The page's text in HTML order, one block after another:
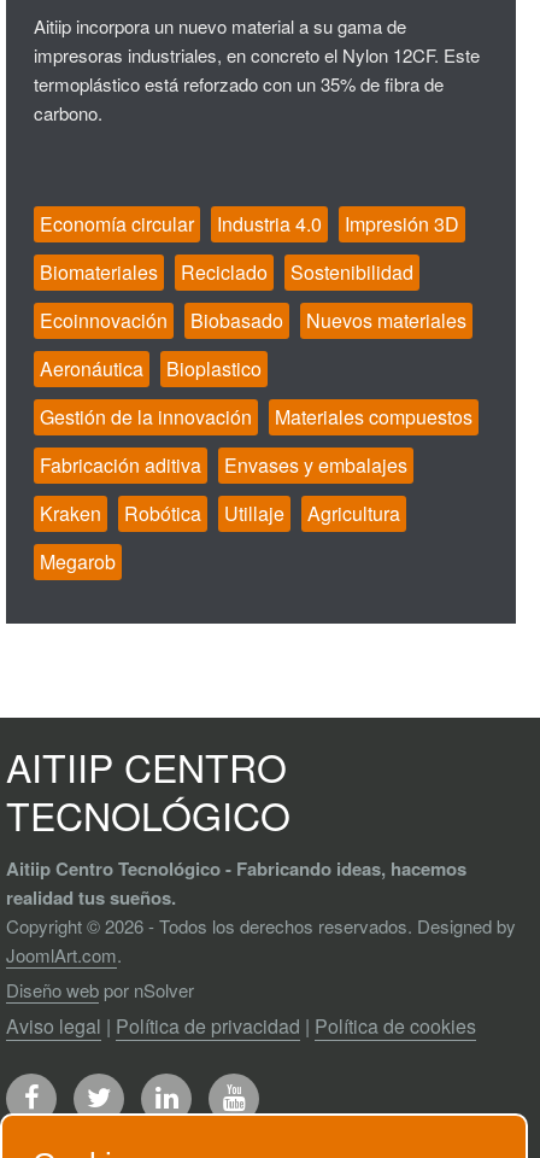
Aitiip incorpora un nuevo material a su gama de
impresoras industriales, en concreto el Nylon 12CF. Este
termoplástico está reforzado con un 35% de fibra de
carbono.
Economía circular Industria 4.0
Impresión 3D
Biomateriales
Reciclado
Sostenibilidad
Ecoinnovación
Biobasado
Nuevos materiales
Aeronáutica
Bioplastico
Gestión de la innovación
Materiales compuestos
Fabricación aditiva
Envases y embalajes
Kraken
Robótica Utillaje
Agricultura
Megarob
AITIIP CENTRO
TECNOLÓGICO
Aitiip Centro Tecnológico - Fabricando ideas, hacemos
realidad tus sueños.
Copyright © 2026 - Todos los derechos reservados. Designed by
JoomlArt.com.
Diseño web por nSolver
Aviso legal | Política de privacidad | Política de cookies